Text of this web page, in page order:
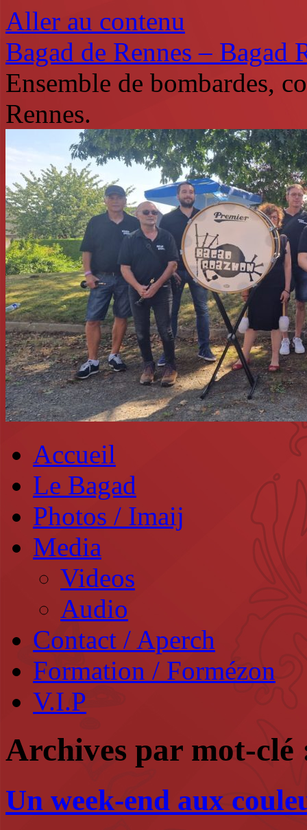
Aller au contenu
Bagad de Rennes – Bagad
Ensemble de bombardes,
Rennes.
Accueil
Le Bagad
Photos / Imaij
Media
Videos
Audio
Contact / Aperch
Formation / Formézon
V.I.P
Archives par mot-
Un week-end aux